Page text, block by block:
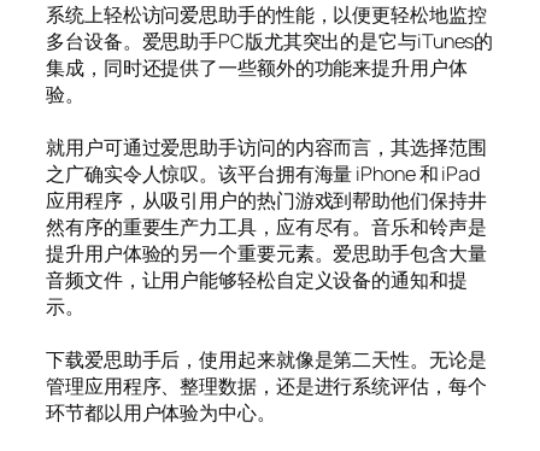
系统上轻松访问爱思助手的性能，以便更轻松地监控
多台设备。爱思助手PC版尤其突出的是它与iTunes的
集成，同时还提供了一些额外的功能来提升用户体
验。
就用户可通过爱思助手访问的内容而言，其选择范围
之广确实令人惊叹。该平台拥有海量 iPhone 和 iPad
应用程序，从吸引用户的热门游戏到帮助他们保持井
然有序的重要生产力工具，应有尽有。音乐和铃声是
提升用户体验的另一个重要元素。爱思助手包含大量
音频文件，让用户能够轻松自定义设备的通知和提
示。
下载爱思助手后，使用起来就像是第二天性。无论是
管理应用程序、整理数据，还是进行系统评估，每个
环节都以用户体验为中心。